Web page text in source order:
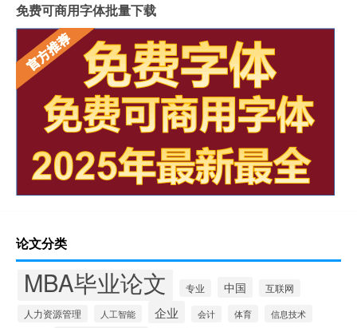
免费可商用字体批量下载
论文分类
MBA毕业论文 专业 中国
互联网
人力资源管理
人工智能 企业 会计 体育 信息技术